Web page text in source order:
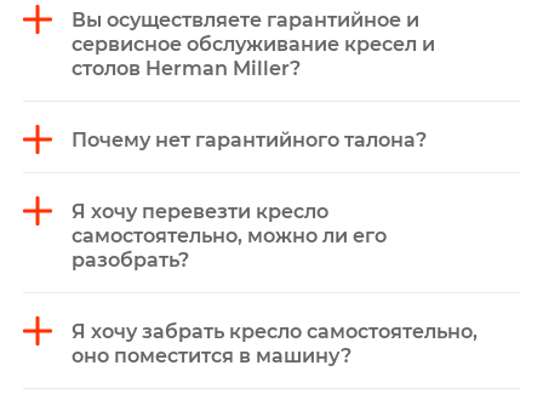
Вы осуществляете гарантийное и
сервисное обслуживание кресел и
столов Herman Miller?
Почему нет гарантийного талона?
Я хочу перевезти кресло
самостоятельно, можно ли его
разобрать?
Я хочу забрать кресло самостоятельно,
оно поместится в машину?